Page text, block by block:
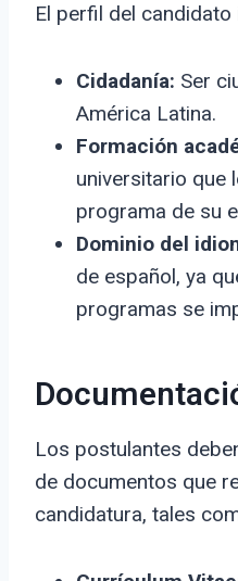
El perfil del candidato
Cidadanía: Ser
América Latina.
Formación
universitario que
programa de su
Dominio del
de español, ya
programas se
Los postulantes
de documentos que
candidatura, tales